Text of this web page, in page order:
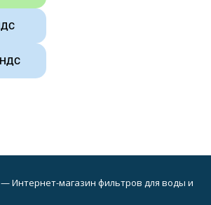
НДС
НДС
— Интернет-магазин фильтров для воды и